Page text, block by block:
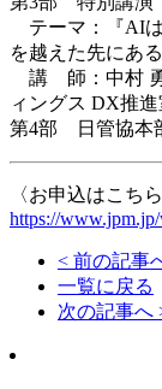
テーマ：『AI
を越えた先にあ
講 師：中村 勇
ィングス DX推進
第4部 日管協本
〈お申込はこちら
https://www.jpm.jp/
< 前の記事
一覧に戻る
次の記事へ